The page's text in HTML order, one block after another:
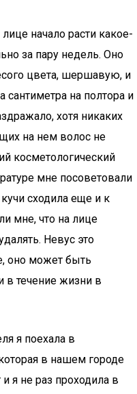
начало расти какое-
за пару недель. Оно
цвета, шершавую, и
сантиметра на полтора и
хотя никаких
на нем волос не
косметологический
мне посоветовали
сходила еще и к
мне, что на лице
Невус это
оно может быть
течение жизни в
я поехала в
в нашем городе
я не раз проходила в